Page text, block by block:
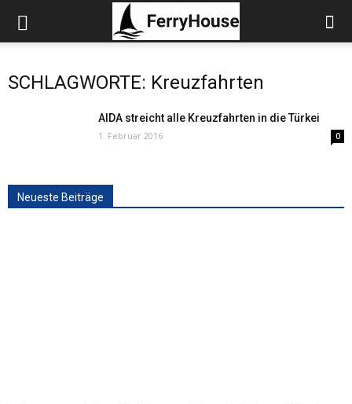
SCHLAGWORTE: Kreuzfahrten
AIDA streicht alle Kreuzfahrten in die Türkei
1. Februar 2016 0
Neueste Beiträge